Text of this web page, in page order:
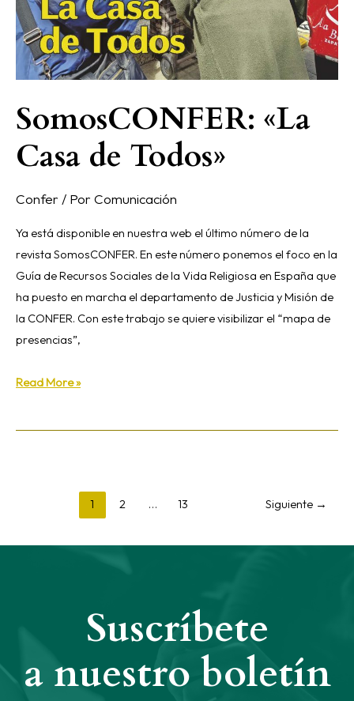
SomosCONFER: «La
Casa de Todos»
Confer / Por Comunicación
Ya está disponible en nuestra web el último número de la
revista SomosCONFER. En este número ponemos el foco en la
Guía de Recursos Sociales de la Vida Religiosa en España que
ha puesto en marcha el departamento de Justicia y Misión de
la CONFER. Con este trabajo se quiere visibilizar el “mapa de
presencias”,
Read More »
1 2 … 13 Siguiente →
Suscríbete
a nuestro boletín